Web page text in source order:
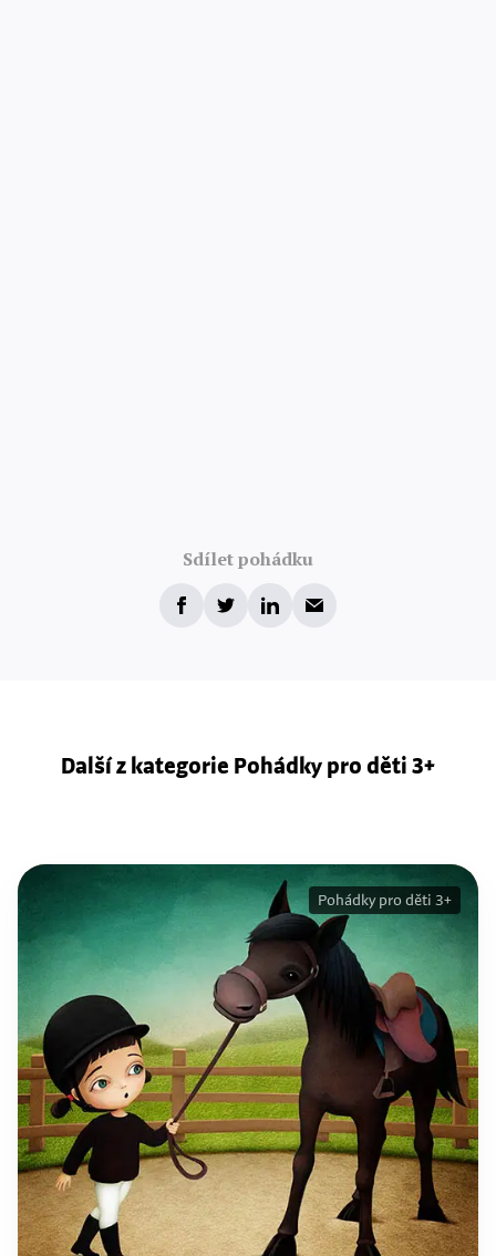
Sdílet pohádku
Další z kategorie Pohádky pro děti 3+
Pohádky pro děti 3+